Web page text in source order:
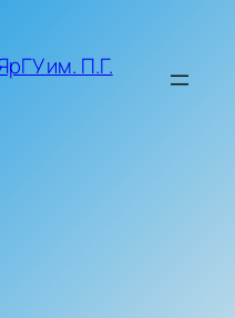
им. П.Г.